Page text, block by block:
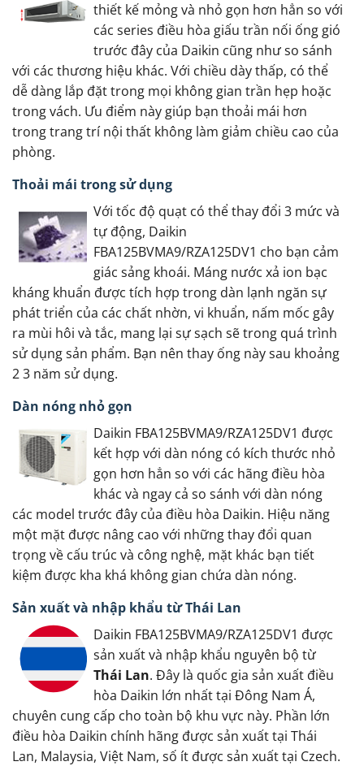
thiết kế mỏng và nhỏ gọn hơn hẳn so với
các series điều hòa giấu trần nối ống gió
trước đây của Daikin cũng như so sánh
với các thương hiệu khác. Với chiều dày thấp, có thể
dễ dàng lắp đặt trong mọi không gian trần hẹp hoặc
trong vách. Ưu điểm này giúp bạn thoải mái hơn
trong trang trí nội thất không làm giảm chiều cao của
phòng.
Thoải mái trong sử dụng
Với tốc độ quạt có thể thay đổi 3 mức và
tự động, Daikin
FBA125BVMA9/RZA125DV1 cho bạn cảm
giác sảng khoái. Máng nước xả ion bạc
kháng khuẩn được tích hợp trong dàn lạnh ngăn sự
phát triển của các chất nhờn, vi khuẩn, nấm mốc gây
ra mùi hôi và tắc, mang lại sự sạch sẽ trong quá trình
sử dụng sản phẩm. Bạn nên thay ống này sau khoảng
2 3 năm sử dụng.
Dàn nóng nhỏ gọn
Daikin FBA125BVMA9/RZA125DV1 được
kết hợp với dàn nóng có kích thước nhỏ
gọn hơn hẳn so với các hãng điều hòa
khác và ngay cả so sánh với dàn nóng
các model trước đây của điều hòa Daikin. Hiệu năng
một mặt được nâng cao với những thay đổi quan
trọng về cấu trúc và công nghệ, mặt khác bạn tiết
kiệm được kha khá không gian chứa dàn nóng.
Sản xuất và nhập khẩu từ Thái Lan
Daikin FBA125BVMA9/RZA125DV1 được
sản xuất và nhập khẩu nguyên bộ từ
Thái Lan. Đây là quốc gia sản xuất điều
hòa Daikin lớn nhất tại Đông Nam Á,
chuyên cung cấp cho toàn bộ khu vực này. Phần lớn
điều hòa Daikin chính hãng được sản xuất tại Thái
Lan, Malaysia, Việt Nam, số ít được sản xuất tại Czech.